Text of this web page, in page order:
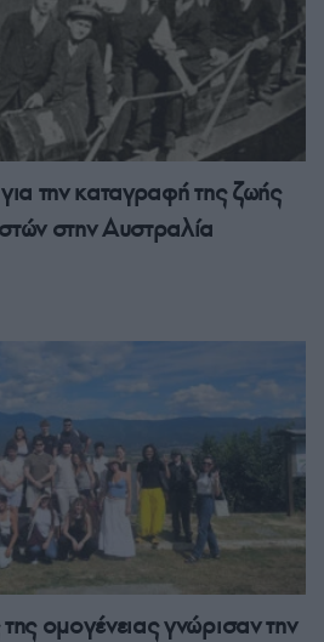
την καταγραφή της ζωής
στην Αυστραλία
ομογένειας γνώρισαν την